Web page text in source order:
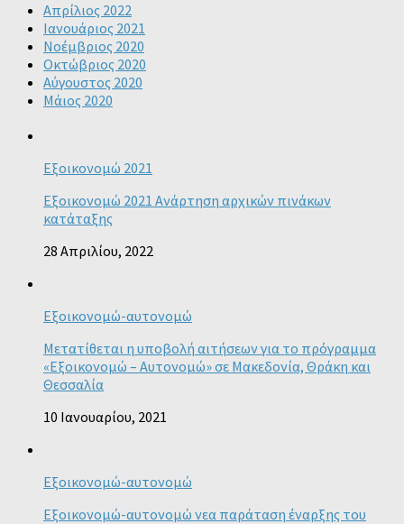
Απρίλιος 2022
Ιανουάριος 2021
Νοέμβριος 2020
Οκτώβριος 2020
Αύγουστος 2020
Μάιος 2020
Εξοικονομώ 2021
Εξοικονομώ 2021 Ανάρτηση αρχικών πινάκων
κατάταξης
28 Απριλίου, 2022
Εξοικονομώ-αυτονομώ
Μετατίθεται η υποβολή αιτήσεων για το πρόγραμμα
«Εξοικονομώ – Αυτονομώ» σε Μακεδονία, Θράκη και
Θεσσαλία
10 Ιανουαρίου, 2021
Εξοικονομώ-αυτονομώ
Εξοικονομώ-αυτονομώ νεα παράταση έναρξης του